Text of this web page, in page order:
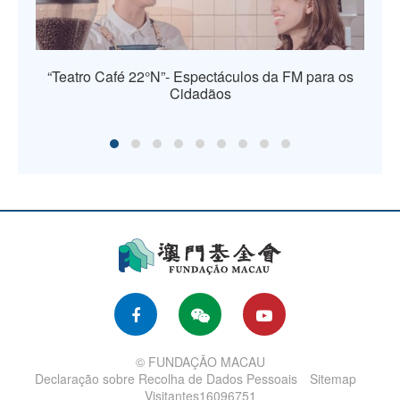
“Teatro Café 22°N”- Espectáculos da FM para os
Cidadãos
© FUNDAÇÃO MACAU
Declaração sobre Recolha de Dados Pessoais
Sitemap
Visitantes16096751